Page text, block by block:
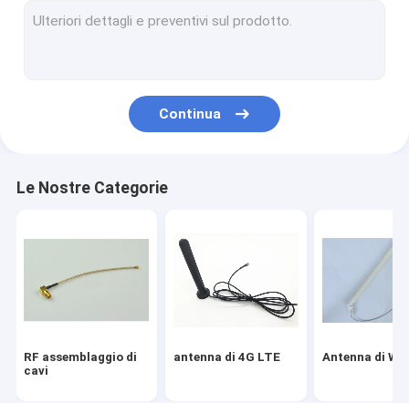
Auto Antenna GPS
Connettori coassiali di rf
antenna dell'interno di hdtv
Continua
Le Nostre Categorie
RF assemblaggio di
cavi
antenna di 4G LTE Antenna di